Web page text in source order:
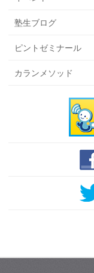
塾生ブログ
ピントゼミナール
カランメソッド